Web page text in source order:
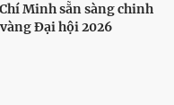
Minh sẵn sàng chinh
Đại hội 2026